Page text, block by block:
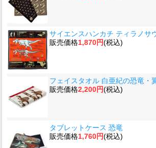
サイエンスハンカチ ティラノサ
販売価格1,870円(税込)
フェイスタオル 白亜紀の恐竜・
販売価格2,200円(税込)
タブレットケース 恐竜
販売価格1,760円(税込)